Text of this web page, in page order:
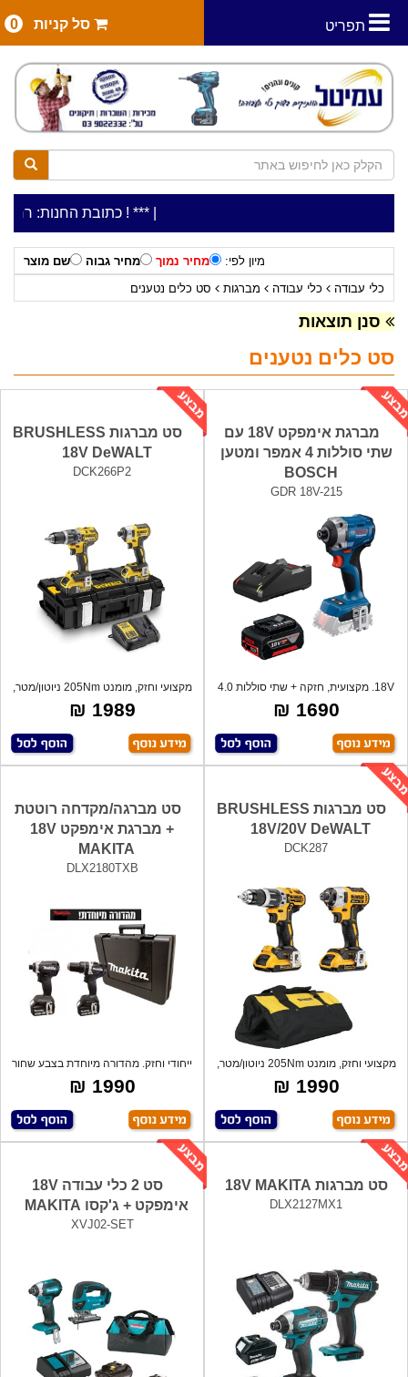
תפריט סל קניות 0
***כתובת החנות: רח' המלאכה 2, ביתן 8 (כניסה מרח' עמל 5)***כלי עבודה להשכרה בתעריף יומי משתלם ! ***
מיון לפי: מחיר נמוך מחיר גבוה
שם מוצר
כלי עבודה
כלי עבודה מברגות סט כלים נטענים
סנן תוצאות
סט כלים נטענים
מברגת אימפקט 18V עם
שתי סוללות 4 אמפר ומטען
BOSCH
GDR 18V-215
18V. מקצועית, חזקה + שתי סוללות 4.0
אמפר
1690 ₪
סט מברגות BRUSHLESS
18V DeWALT
DCK266P2
מקצועי וחזק, מומנט 205Nm ניוטון/מטר,
ללא
1989 ₪
סט מברגות BRUSHLESS
18V/20V DeWALT
DCK287
מקצועי וחזק, מומנט 205Nm ניוטון/מטר,
ללא
1990 ₪
סט מברגה/מקדחה רוטטת
+ מברגת אימפקט 18V
MAKITA
DLX2180TXB
ייחודי וחזק. מהדורה מיוחדת בצבע שחור
מבי
1990 ₪
סט מברגות 18V MAKITA
DLX2127MX1
סט 2 כלי עבודה 18V
אימפקט + ג'קסו MAKITA
XVJ02-SET